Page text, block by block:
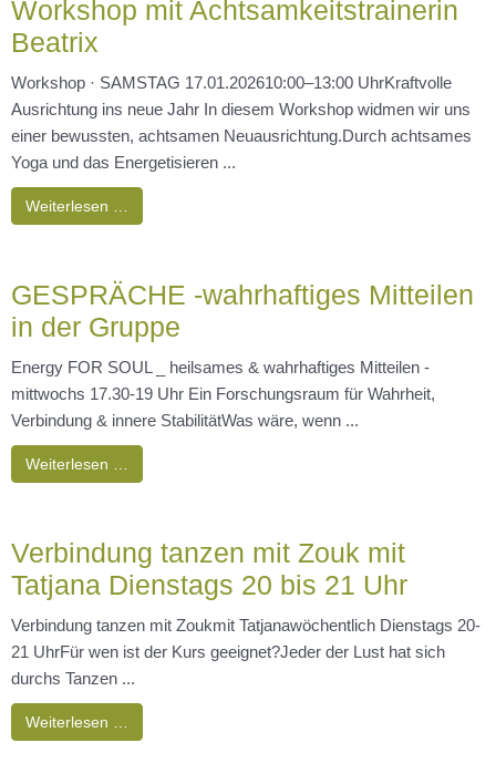
Workshop mit Achtsamkeitstrainerin
Beatrix
Workshop · SAMSTAG 17.01.202610:00–13:00 UhrKraftvolle
Ausrichtung ins neue Jahr In diesem Workshop widmen wir uns
einer bewussten, achtsamen Neuausrichtung.Durch achtsames
Yoga und das Energetisieren ...
Weiterlesen …
GESPRÄCHE -wahrhaftiges Mitteilen
in der Gruppe
Energy FOR SOUL _ heilsames & wahrhaftiges Mitteilen -
mittwochs 17.30-19 Uhr Ein Forschungsraum für Wahrheit,
Verbindung & innere StabilitätWas wäre, wenn ...
Weiterlesen …
Verbindung tanzen mit Zouk mit
Tatjana Dienstags 20 bis 21 Uhr
Verbindung tanzen mit Zoukmit Tatjanawöchentlich Dienstags 20-
21 UhrFür wen ist der Kurs geeignet?Jeder der Lust hat sich
durchs Tanzen ...
Weiterlesen …